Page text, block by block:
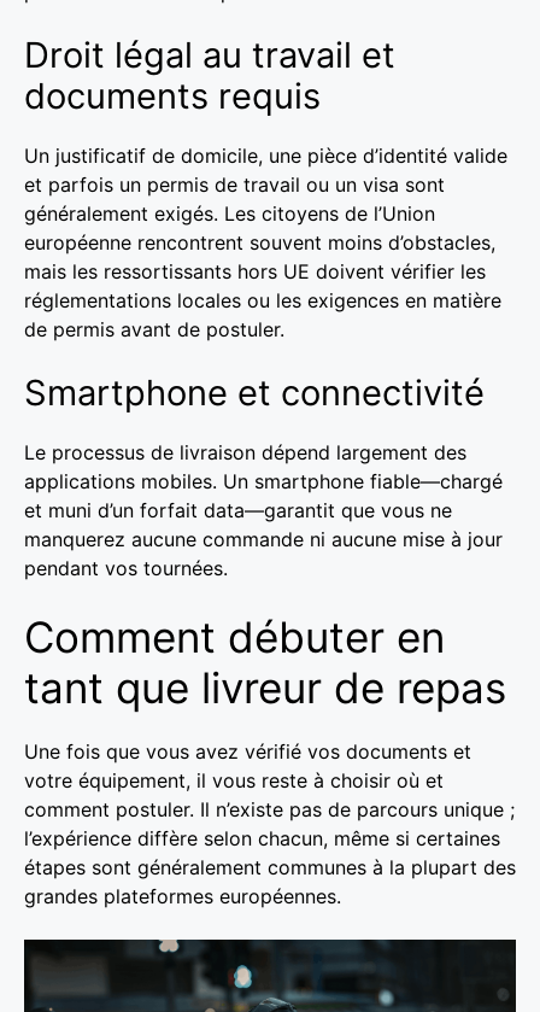
Droit légal au travail et
documents requis
Un justificatif de domicile, une pièce d’identité valide
et parfois un permis de travail ou un visa sont
généralement exigés. Les citoyens de l’Union
européenne rencontrent souvent moins d’obstacles,
mais les ressortissants hors UE doivent vérifier les
réglementations locales ou les exigences en matière
de permis avant de postuler.
Smartphone et connectivité
Le processus de livraison dépend largement des
applications mobiles. Un smartphone fiable—chargé
et muni d’un forfait data—garantit que vous ne
manquerez aucune commande ni aucune mise à jour
pendant vos tournées.
Comment débuter en
tant que livreur de repas
Une fois que vous avez vérifié vos documents et
votre équipement, il vous reste à choisir où et
comment postuler. Il n’existe pas de parcours unique ;
l’expérience diffère selon chacun, même si certaines
étapes sont généralement communes à la plupart des
grandes plateformes européennes.